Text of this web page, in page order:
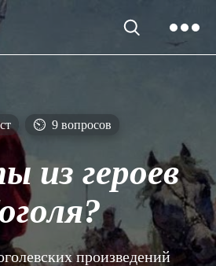
⏲ 9 вопросов
из героев
произведений